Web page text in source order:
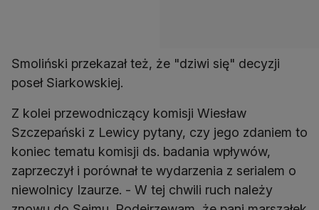
Smoliński przekazał też, że "dziwi się" decyzji
poseł Siarkowskiej.
Z kolei przewodniczący komisji Wiesław
Szczepański z Lewicy pytany, czy jego zdaniem to
koniec tematu komisji ds. badania wpływów,
zaprzeczył i porównał te wydarzenia z serialem o
niewolnicy Izaurze. - W tej chwili ruch należy